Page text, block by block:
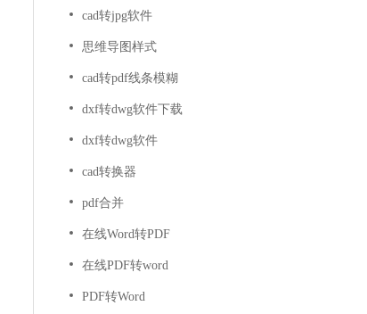
cad转jpg软件
思维导图样式
cad转pdf线条模糊
dxf转dwg软件下载
dxf转dwg软件
cad转换器
pdf合并
在线Word转PDF
在线PDF转word
PDF转Word